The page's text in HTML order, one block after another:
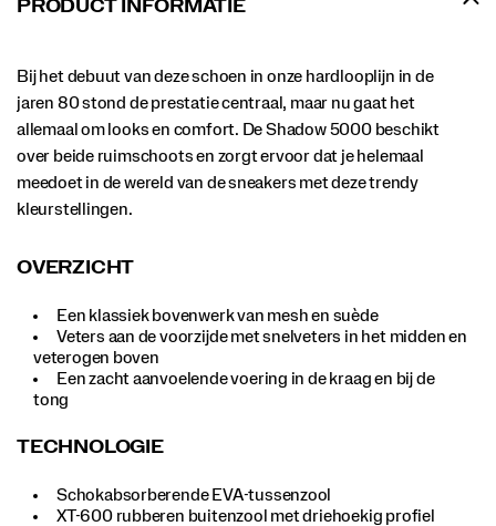
PRODUCT INFORMATIE
Bij het debuut van deze schoen in onze hardlooplijn in de
jaren 80 stond de prestatie centraal, maar nu gaat het
allemaal om looks en comfort. De Shadow 5000 beschikt
over beide ruimschoots en zorgt ervoor dat je helemaal
meedoet in de wereld van de sneakers met deze trendy
kleurstellingen.
OVERZICHT
Een klassiek bovenwerk van mesh en suède
Veters aan de voorzijde met snelveters in het midden en
veterogen boven
Een zacht aanvoelende voering in de kraag en bij de
tong
TECHNOLOGIE
Schokabsorberende EVA-tussenzool
XT-600 rubberen buitenzool met driehoekig profiel